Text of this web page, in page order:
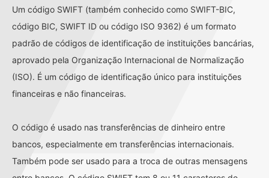
Um código SWIFT (também conhecido como SWIFT-BIC,
código BIC, SWIFT ID ou código ISO 9362) é um formato
padrão de códigos de identificação de instituições bancárias,
aprovado pela Organização Internacional de Normalização
(ISO). É um código de identificação único para instituições
financeiras e não financeiras.
O código é usado nas transferências de dinheiro entre
bancos, especialmente em transferências internacionais.
Também pode ser usado para a troca de outras mensagens